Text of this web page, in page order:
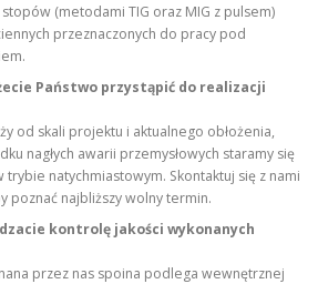
(metodami TIG oraz MIG z pulsem)
przeznaczonych do pracy pod
Państwo przystąpić do realizacji
od skali projektu i aktualnego obłożenia,
nagłych awarii przemysłowych staramy się
natychmiastowym. Skontaktuj się z nami
poznać najbliższy wolny termin.
kontrolę jakości wykonanych
przez nas spoina podlega wewnętrznej